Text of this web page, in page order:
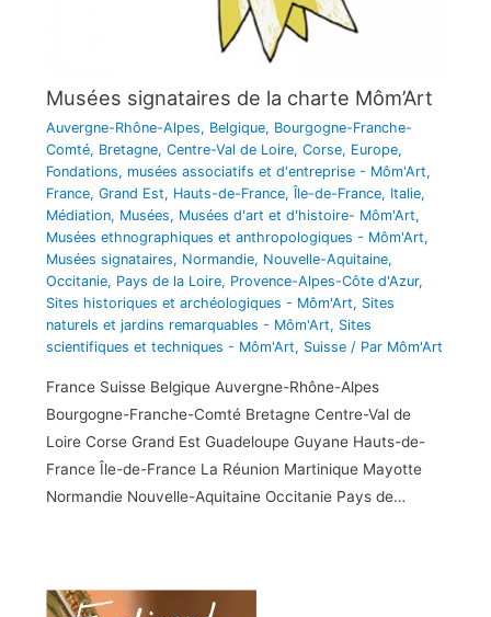
Musées signataires de la charte Môm’Art
Auvergne-Rhône-Alpes, Belgique, Bourgogne-Franche-
Comté, Bretagne, Centre-Val de Loire, Corse, Europe,
Fondations, musées associatifs et d'entreprise - Môm'Art,
France, Grand Est, Hauts-de-France, Île-de-France, Italie,
Médiation, Musées, Musées d'art et d'histoire- Môm'Art,
Musées ethnographiques et anthropologiques - Môm'Art,
Musées signataires, Normandie, Nouvelle-Aquitaine,
Occitanie, Pays de la Loire, Provence-Alpes-Côte d'Azur,
Sites historiques et archéologiques - Môm'Art, Sites
naturels et jardins remarquables - Môm'Art, Sites
scientifiques et techniques - Môm'Art, Suisse/ Par Môm'Art
France Suisse Belgique Auvergne-Rhône-Alpes
Bourgogne-Franche-Comté Bretagne Centre-Val de
Loire Corse Grand Est Guadeloupe Guyane Hauts-de-
France Île-de-France La Réunion Martinique Mayotte
Normandie Nouvelle-Aquitaine Occitanie Pays de…